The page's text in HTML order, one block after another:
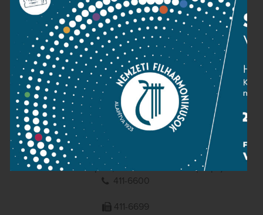
Adatvédelem
Impresszum
NEMZETI
FILHARMONIKUSOK
1095 Budapest, Komor Marcell u. 1. (Müpa)
411-6600
411-6699